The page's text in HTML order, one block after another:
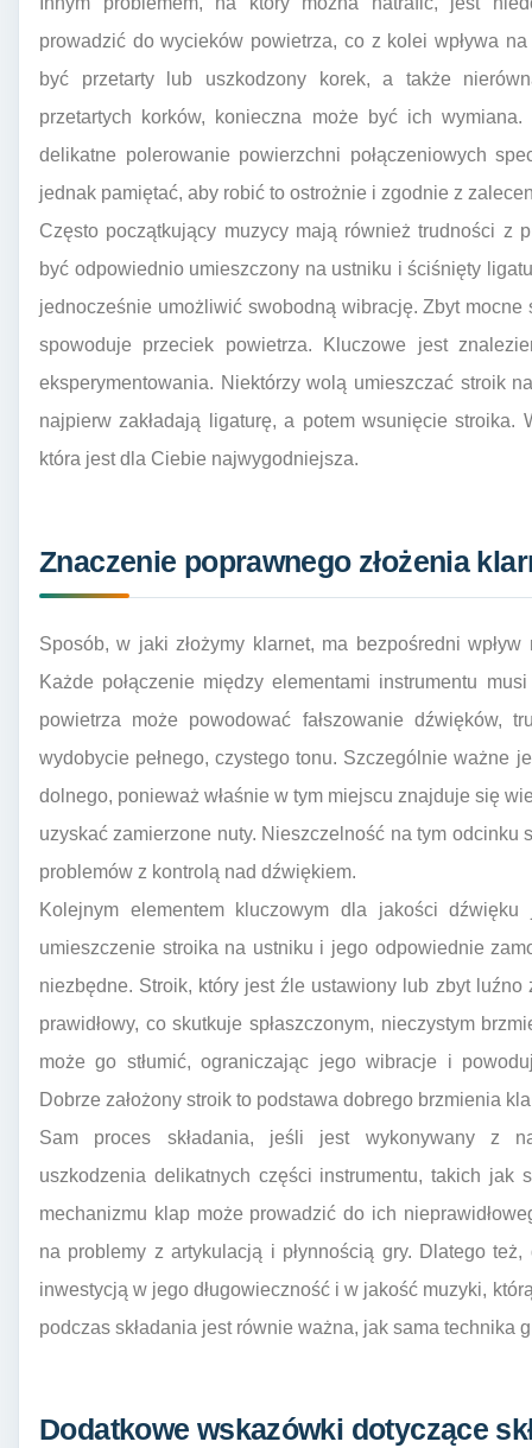
prowadzić do wycieków powietrza, co z kolei wpływa
być przetarty lub uszkodzony korek, a także
przetartych korków, konieczna może być ich
delikatne polerowanie powierzchni połączeniowych
jednak pamiętać, aby robić to ostrożnie i zgodnie z
Często początkujący muzycy mają również trudności z
być odpowiednio umieszczony na ustniku i ściśnięty
jednocześnie umożliwić swobodną wibrację. Zbyt
spowoduje przeciek powietrza. Kluczowe jest
eksperymentowania. Niektórzy wolą umieszczać stroik
najpierw zakładają ligaturę, a potem wsunięcie
która jest dla Ciebie najwygodniejsza.
Znaczenie poprawnego złożenia
Sposób, w jaki złożymy klarnet, ma bezpośredni
Każde połączenie między elementami instrumentu
powietrza może powodować fałszowanie dźwięków,
wydobycie pełnego, czystego tonu. Szczególnie ważne
dolnego, ponieważ właśnie w tym miejscu znajduje się
uzyskać zamierzone nuty. Nieszczelność na tym
problemów z kontrolą nad dźwiękiem.
Kolejnym elementem kluczowym dla jakości
umieszczenie stroika na ustniku i jego odpowiednie
niezbędne. Stroik, który jest źle ustawiony lub zbyt
prawidłowy, co skutkuje spłaszczonym, nieczystym
może go stłumić, ograniczając jego wibracje i
Dobrze założony stroik to podstawa dobrego brzmienia
Sam proces składania, jeśli jest wykonywany z
uszkodzenia delikatnych części instrumentu, takich jak
mechanizmu klap może prowadzić do ich
na problemy z artykulacją i płynnością gry. Dlatego
inwestycją w jego długowieczność i w jakość muzyki,
podczas składania jest równie ważna, jak sama technika
Dodatkowe wskazówki dotyczące